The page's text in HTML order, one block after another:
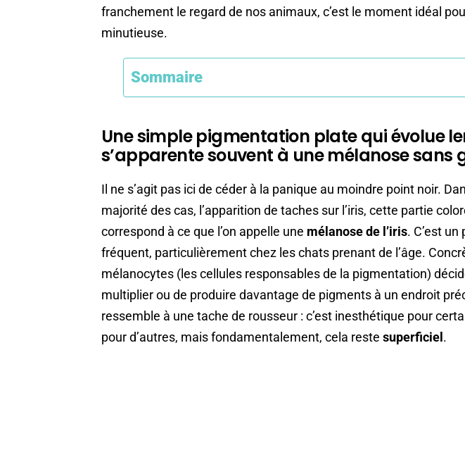
franchement le regard de nos animaux, c’est le moment idéal
minutieuse.
Sommaire
Une simple pigmentation plate qui évolue
s’apparente souvent à une mélanose sans
Il ne s’agit pas ici de céder à la panique au moindre point noir.
majorité des cas, l’apparition de taches sur l’iris, cette partie
correspond à ce que l’on appelle une mélanose de l’iris. C’est
fréquent, particulièrement chez les chats prenant de l’âge.
mélanocytes (les cellules responsables de la pigmentation)
multiplier ou de produire davantage de pigments à un endroit
ressemble à une tache de rousseur : c’est inesthétique pour
pour d’autres, mais fondamentalement, cela reste superficiel .